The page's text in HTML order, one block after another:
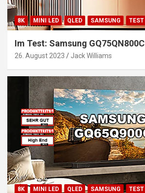
8K MINI LED QLED SAMSUNG TEST
Im Test: Samsung GQ75QN800C
26. August 2023 Jack Williams
8K MINI LED QLED SAMSUNG TEST